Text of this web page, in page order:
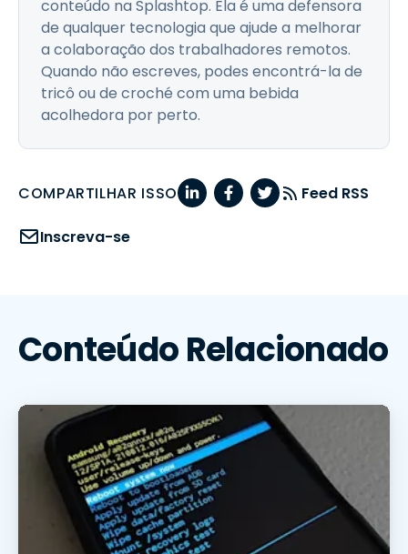
conteúdo na Splashtop. Ela é uma defensora
de qualquer tecnologia que ajude a melhorar
a colaboração dos trabalhadores remotos.
Quando não escreves, podes encontrá-la de
tricô ou de croché com uma bebida
acolhedora por perto.
COMPARTILHAR ISSO Feed RSS
Inscreva-se
Conteúdo Relacionado